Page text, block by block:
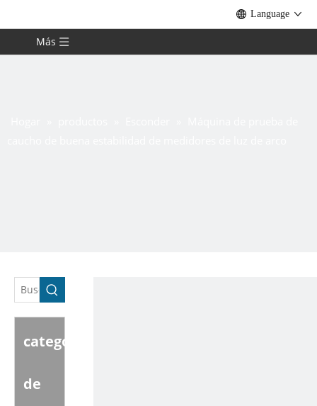
Language
Más
categoria
de